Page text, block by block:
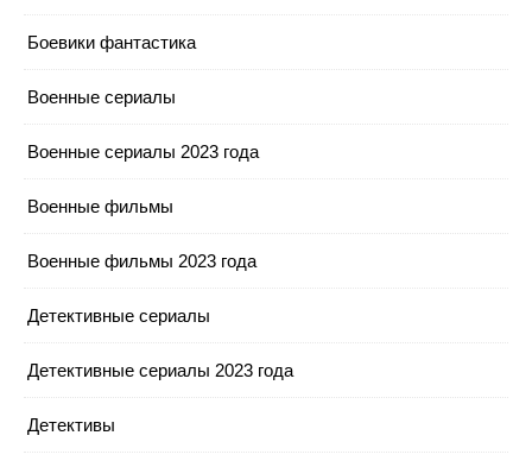
Боевики фантастика
Военные сериалы
Военные сериалы 2023 года
Военные фильмы
Военные фильмы 2023 года
Детективные сериалы
Детективные сериалы 2023 года
Детективы